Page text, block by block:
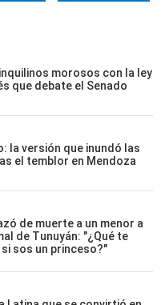
morosos con la ley
que debate el Senado
la versión que inundó las
el temblor en Mendoza
de muerte a un menor a
de Tunuyán: "¿Qué te
sos un princeso?"